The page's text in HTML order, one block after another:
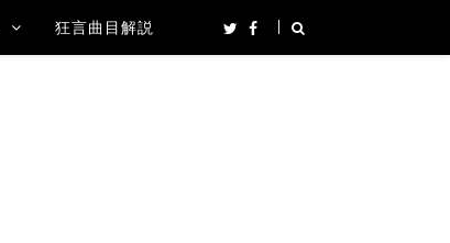
狂言曲目解説